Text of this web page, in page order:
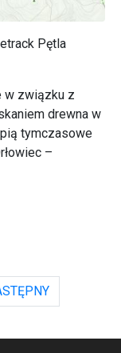
Pętla
w związku z
drewna w
tymczasowe
–